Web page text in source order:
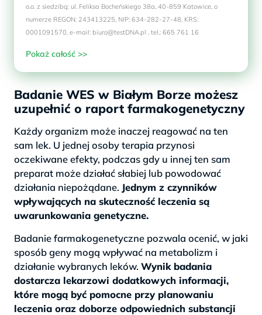
o.o. z siedzibą: ul. Feliksa Bocheńskiego 38a, 40-859 Katowice, o
numerze REGON: 243413225, NIP: 634-282-27-48, KRS:
0001091570, e-mail: biuro@testDNA.pl , tel.: 665 761 16
Pokaż całość >>
Badanie WES w Białym Borze możesz
uzupełnić o raport farmakogenetyczny
Każdy organizm może inaczej reagować na ten
sam lek. U jednej osoby terapia przynosi
oczekiwane efekty, podczas gdy u innej ten sam
preparat może działać słabiej lub powodować
działania niepożądane. Jednym z czynników
wpływających na skuteczność leczenia są
uwarunkowania genetyczne.
Badanie farmakogenetyczne pozwala ocenić, w jaki
sposób geny mogą wpływać na metabolizm i
działanie wybranych leków. Wynik badania
dostarcza lekarzowi dodatkowych informacji,
które mogą być pomocne przy planowaniu
leczenia oraz doborze odpowiednich substancji